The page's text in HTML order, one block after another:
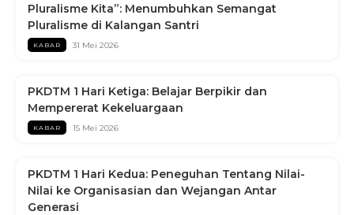
Pluralisme Kita”: Menumbuhkan Semangat
Pluralisme di Kalangan Santri
KABAR 31 Mei 2026
PKDTM 1 Hari Ketiga: Belajar Berpikir dan
Mempererat Kekeluargaan
KABAR 15 Mei 2026
PKDTM 1 Hari Kedua: Peneguhan Tentang Nilai-
Nilai ke Organisasian dan Wejangan Antar
Generasi